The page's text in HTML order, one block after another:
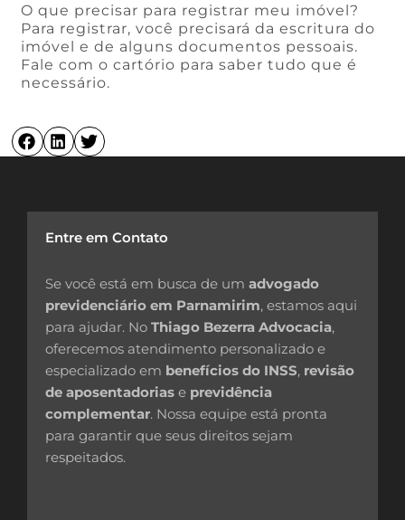
O que precisar para registrar meu imóvel?
Para registrar, você precisará da escritura do
imóvel e de alguns documentos pessoais.
Fale com o cartório para saber tudo que é
necessário.
Entre em Contato
Se você está em busca de um advogado
previdenciário em Parnamirim, estamos aqui
para ajudar. No Thiago Bezerra Advocacia,
oferecemos atendimento personalizado e
especializado em benefícios do INSS, revisão
de aposentadorias e previdência
complementar. Nossa equipe está pronta
para garantir que seus direitos sejam
respeitados.